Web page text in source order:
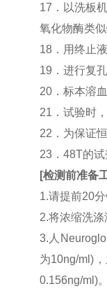
17．以洗板
氧化物酶类
18．用终止
19．进行复
20．标本溶
21．试验时
22．为保证
23．48T的
[检测前准备
1.请提前20
2.将浓缩洗
3.人
为10ng/ml)
0.156ng/ml)